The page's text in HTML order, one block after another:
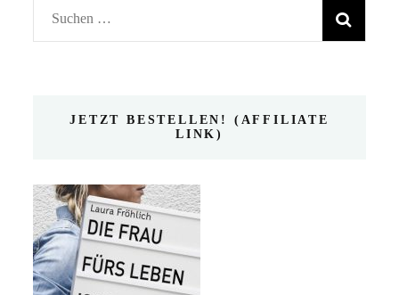
Suchen
nach:
JETZT BESTELLEN! (AFFILIATE
LINK)